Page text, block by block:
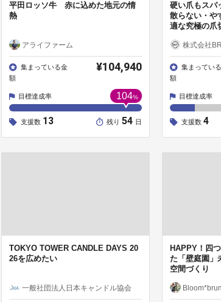
平田ロッソ牛 赤に込めた地元の情
熱
アライファーム
集まっている金
額
¥104,940
目標達成率 104%
支援数 13 残り 54 日
硬い爪もスパ
散らない・や
適な究極の爪
株式会社
集まってい
額
目標達成率
支援数 4
TOKYO TOWER CANDLE DAYS 20
26を広めたい
一般社団法人日本キャンドル協会
HAPPY！四
た「壁庭園」
空間づくり